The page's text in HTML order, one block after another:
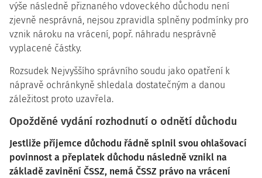
výše následně přiznaného vdoveckého důchodu není
zjevně nesprávná, nejsou zpravidla splněny podmínky pro
vznik nároku na vrácení, popř. náhradu nesprávně
vyplacené částky.
Rozsudek Nejvyššího správního soudu jako opatření k
nápravě ochránkyně shledala dostatečným a danou
záležitost proto uzavřela.
Opožděné vydání rozhodnutí o odnětí důchodu
Jestliže příjemce důchodu řádně splnil svou ohlašovací
povinnost a přeplatek důchodu následně vznikl na
základě zavinění ČSSZ, nemá ČSSZ právo na vrácení